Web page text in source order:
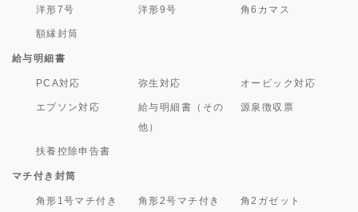
洋形7号 洋形9号 角6カマス
額縁封筒
給与明細書
PCA対応 弥生対応 オービック対応
エプソン対応
給与明細書（その
他）
源泉徴収票
扶養控除申告書
マチ付き封筒
角形1号マチ付き 角形2号マチ付き 角2ガゼット